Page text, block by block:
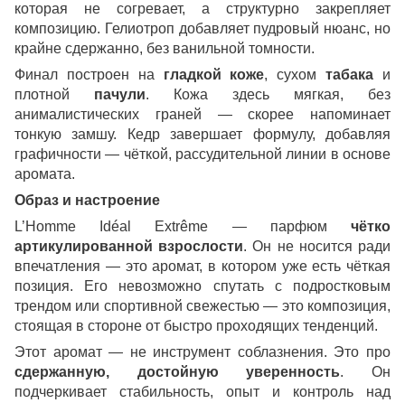
которая не согревает, а структурно закрепляет
композицию. Гелиотроп добавляет пудровый нюанс, но
крайне сдержанно, без ванильной томности.
Финал построен на гладкой коже, сухомтабака и
плотной пачули. Кожа здесь мягкая, без
анималистических граней — скорее напоминает
тонкую замшу. Кедр завершает формулу, добавляя
графичности — чёткой, рассудительной линии в основе
аромата.
Образ и настроение
L’Homme Idéal Extrême — парфюм чётко
артикулированной взрослости. Он не носится ради
впечатления — это аромат, в котором уже есть чёткая
позиция. Его невозможно спутать с подростковым
трендом или спортивной свежестью — это композиция,
стоящая в стороне от быстро проходящих тенденций.
Этот аромат — не инструмент соблазнения. Это про
сдержанную, достойную уверенность. Он
подчеркивает стабильность, опыт и контроль над